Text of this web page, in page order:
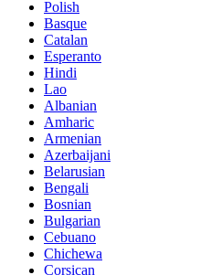
Polish
Basque
Catalan
Esperanto
Hindi
Lao
Albanian
Amharic
Armenian
Azerbaijani
Belarusian
Bengali
Bosnian
Bulgarian
Cebuano
Chichewa
Corsican